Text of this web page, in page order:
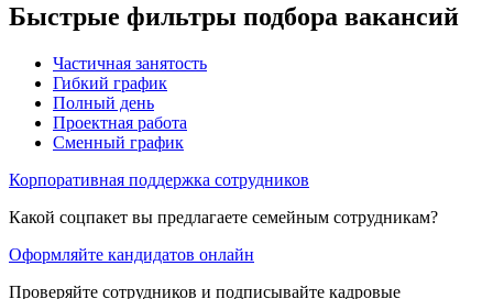
Быстрые фильтры подбора вакансий
Частичная занятость
Гибкий график
Полный день
Проектная работа
Сменный график
Корпоративная поддержка сотрудников
Какой соцпакет вы предлагаете семейным сотрудникам?
Оформляйте кандидатов онлайн
Проверяйте сотрудников и подписывайте кадровые